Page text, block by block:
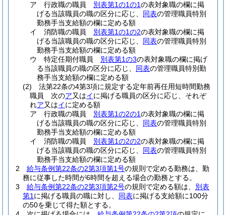
ア
行政職の職員 別表第1の1の1の表対象職の欄に掲
げる当該職員の職の区分に応じ、 同表の管理職員特別
勤務手当支給額の欄に定める額
イ
消防職の職員 別表第1の1の2の表対象職の欄に掲
げる当該職員の職の区分に応じ、 同表の管理職員特別
勤務手当支給額の欄に定める額
ウ
特定任期付職員 別表第1の3の表対象職の欄に掲げ
る当該職員の職の区分に応じ、 同表の管理職員特別勤
務手当支給額の欄に定める額
(2)
法第22条の4第3項に規定する定年前再任用短時間勤務
職員 次のア又はイに掲げる職員の区分に応じ、それぞ
れア又はイに定める額
ア
行政職の職員 別表第1の2の1の表対象職の欄に掲
げる当該職員の職の区分に応じ、 同表の管理職員特別
勤務手当支給額の欄に定める額
イ
消防職の職員 別表第1の2の2の表対象職の欄に掲
げる当該職員の職の区分に応じ、 同表の管理職員特別
勤務手当支給額の欄に定める額
2
給与条例第22条の2第3項第1号の規則で定める勤務は、勤
務に従事した時間が6時間を超える場合の勤務とする。
3
給与条例第22条の2第3項第2号の規則で定める額は、 別表
第1 に掲げる職員の職に対し、 同表に掲げる支給額に100分
の50を乗じて得た額とする。